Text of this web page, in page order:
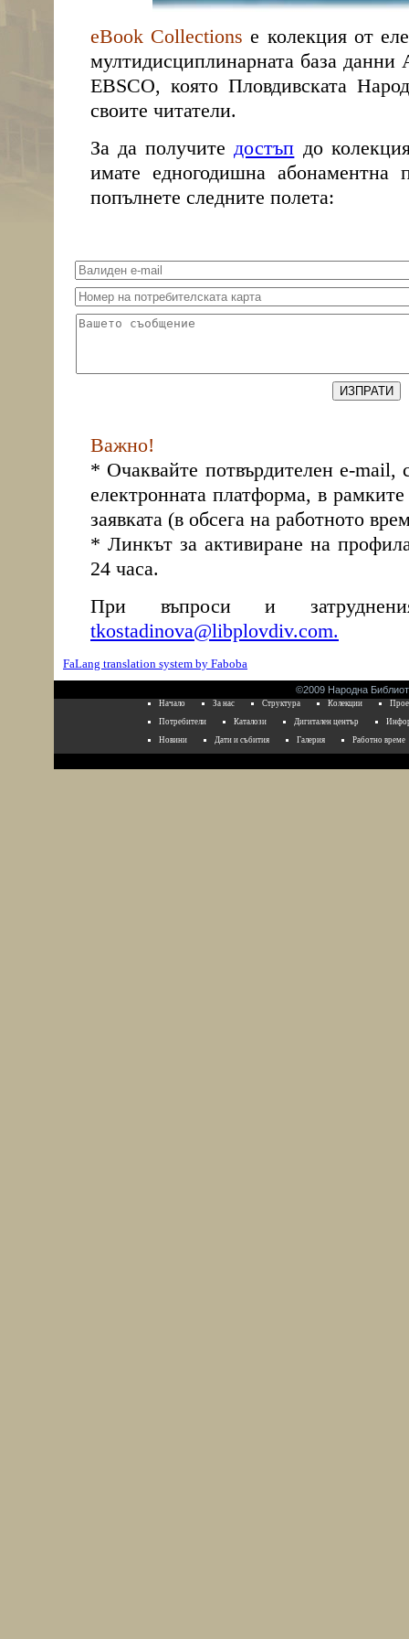
eBook Collections е колекция от
мултидисциплинарната база данни
EBSCO, която Пловдивската
своите читатели.
За да получитедостъп до
имате едногодишна абонаментна
попълнете следните полета:
Важно!
* Очаквайте потвърдителен e-
електронната платформа, в
заявката (в обсега на работното
* Линкът за активиране на
24 часа.
При въпроси и
tkostadinova@libplovdiv.com.
FaLang translation system by Faboba
©2009 Народна
Начало За нас Структура Колекции
Потребители
Каталози Дигитален център
Новини
Дати и събития Галерия Работно време